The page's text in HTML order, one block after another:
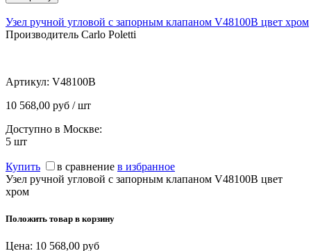
Узел ручной угловой с запорным клапаном V48100B цвет хром
Производитель Carlo Poletti
Артикул: V48100B
10 568,00 руб / шт
Доступно в Москве:
5 шт
Купить в сравнение в избранное
Узел ручной угловой с запорным клапаном V48100B цвет
хром
Положить товар в корзину
Цена: 10 568,00 руб